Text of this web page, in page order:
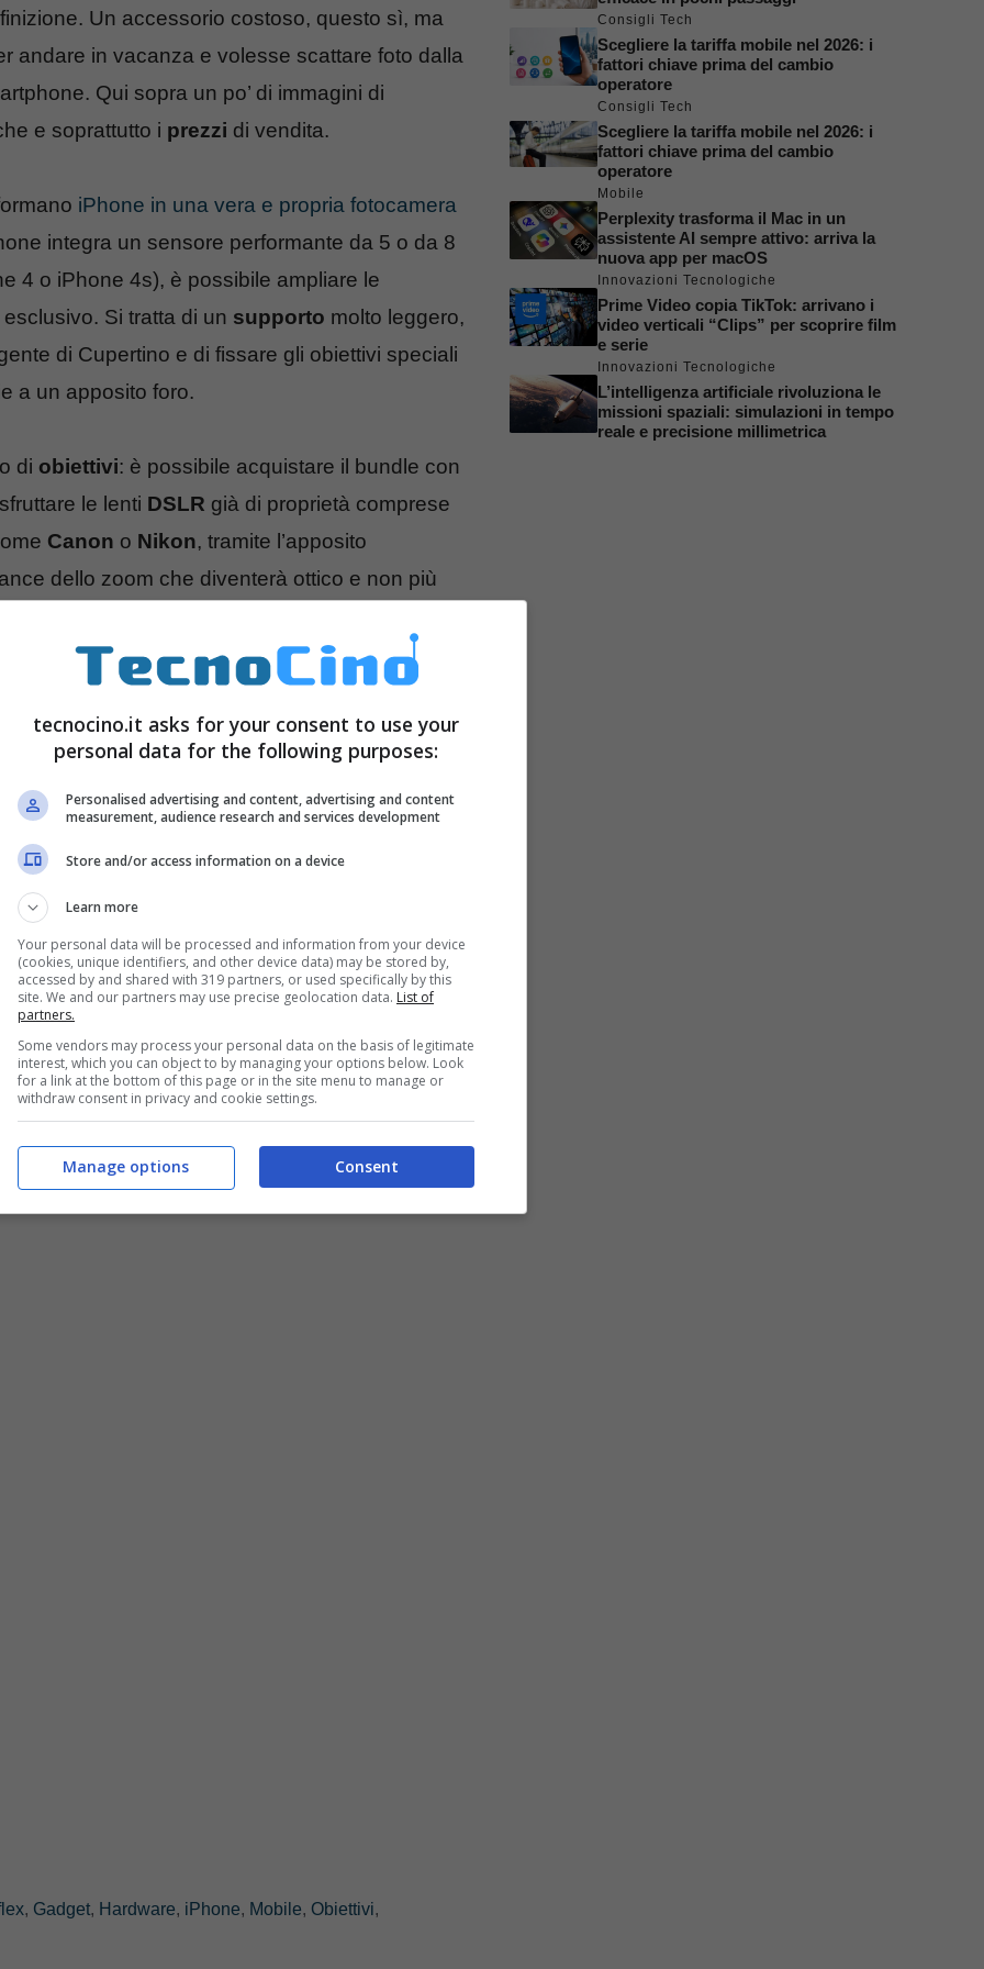
Un accessorio costoso, questo sì, ma
andare in vacanza e volesse scattare foto dalla
Qui sopra un po’ di immagini di
e soprattutto i prezzi di vendita.
iPhone in una vera e propria fotocamera
integra un sensore performante da 5 o da 8
4 o iPhone 4s), è possibile ampliare le
Si tratta di un supporto molto leggero,
di Cupertino e di fissare gli obiettivi speciali
a un apposito foro.
di obiettivi: è possibile acquistare il bundle con
le lenti DSLR già di proprietà comprese
Canon o Nikon, tramite l’apposito
dello zoom che diventerà ottico e non più
di luce, di velocità e di definizione tutta
l’ingresso per fissare ilcavalletto /
Phocus si può trovare in due diversi pacchetti , uno
con due e tre lenti già allegate. E’
Nikon visto che costa 220 o 245 dollari. In
ormai si trovano reflex a buon mercato come
si sa che c’è chi preferisce che tutto il proprio
Phocus è l’oggetto perfetto.
, Gadget, Hardware, iPhone, Mobile, Obiettivi,
Consigli Tech
Scegliere la tariffa mobile nel 2026: i
fattori chiave prima del cambio
operatore
Consigli Tech
Scegliere la tariffa mobile nel 2026: i
fattori chiave prima del cambio
operatore
Mobile
Perplexity trasforma il Mac in un
assistente AI sempre attivo: arriva la
nuova app per macOS
Innovazioni Tecnologiche
Prime Video copia TikTok: arrivano i
video verticali “Clips” per scoprire film
e serie
Innovazioni Tecnologiche
L’intelligenza artificiale rivoluziona le
missioni spaziali: simulazioni in tempo
reale e precisione millimetrica
tecnocino.it asks for your consent to use your
personal data for the following purposes:
Personalised advertising and content, advertising and content
measurement, audience research and services development
Store and/or access information on a device
Learn more
Your personal data will be processed and information from your device
(cookies, unique identifiers, and other device data) may be stored by,
accessed by and shared with 319 partners, or used specifically by this
site. We and our partners may use precise geolocation data. List of
partners.
Some vendors may process your personal data on the basis of legitimate
interest, which you can object to by managing your options below. Look
for a link at the bottom of this page or in the site menu to manage or
withdraw consent in privacy and cookie settings.
Consent
Manage options